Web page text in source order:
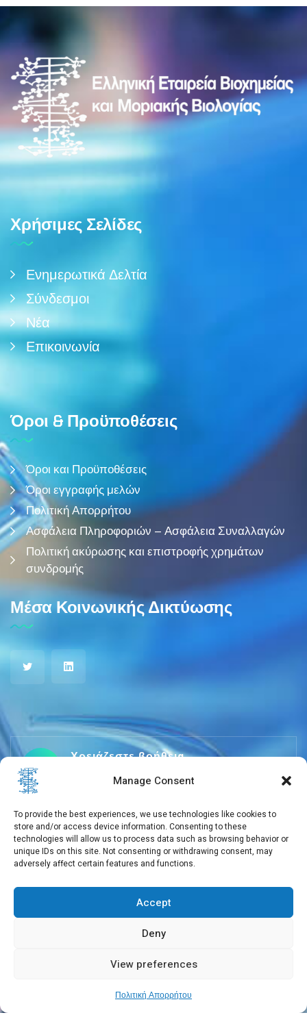
Manage Consent
To provide the best experiences, we use technologies like cookies to
store and/or access device information. Consenting to these
technologies will allow us to process data such as browsing behavior or
unique IDs on this site. Not consenting or withdrawing consent, may
adversely affect certain features and functions.
Accept
Deny
View preferences
Πολιτική Απορρήτου
Χρήσιμες Σελίδες
Ενημερωτικά Δελτία
Σύνδεσμοι
Νέα
Επικοινωνία
Όροι & Προϋποθέσεις
Όροι και Προϋποθέσεις
Όροι εγγραφής μελών
Πολιτική Απορρήτου
Ασφάλεια Πληροφοριών – Ασφάλεια Συναλλαγών
Πολιτική ακύρωσης και επιστροφής χρημάτων
συνδρομής
Μέσα Κοινωνικής Δικτύωσης
Χρειάζεστε βοήθεια
+30 210 650 3565
info@eebmb.gr
Copyright © 2026 EEBMB